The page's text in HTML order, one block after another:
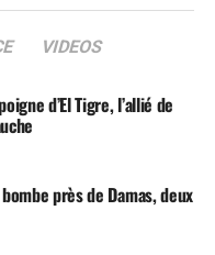
VIDEOS
d’El Tigre, l’allié de
près de Damas, deux